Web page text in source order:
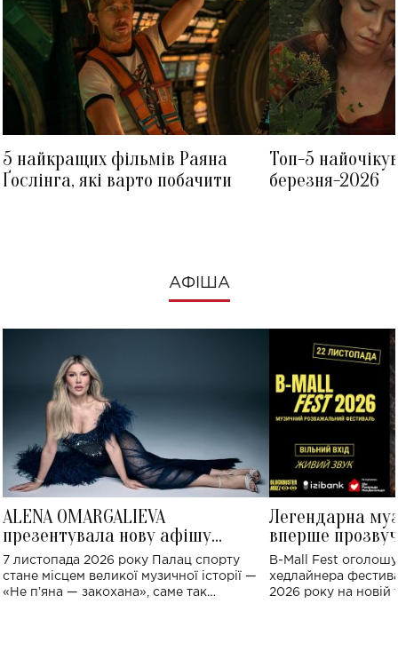
5 найкращих фільмів Раяна
Ґослінга, які варто побачити
Топ-5
березня-2026
АФІША
ALENA OMARGALIEVA
презентувала нову афішу
великого концерту в Палаці
спорту
7 листопада 2026 року Палац спорту
стане місцем великої музичної історії —
«Не пʼяна — закохана», саме так
Легендарна
вперше
Україні: де
B-Mall Fest
хедлайнера
2026 року на новій